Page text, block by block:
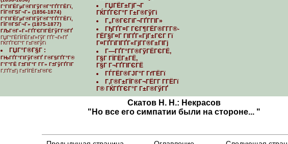
Г‘ГІГЁГµГ®ГІГўГ®Г°ГҐГ­ГЁГї,
ГЇГ®ГЅГ¬Г» (1856-1874)
Г‘ГІГЁГµГ®ГІГўГ®Г°ГҐГ­ГЁГї,
ГЇГ®ГЅГ¬Г» (1875-1877)
ГЉГ®Г«Г«ГҐГЄГІГЁГўГ­Г®ГҐ
ГЏГ°ГЁГЇГЁГ±Г»ГўГ ГҐГ¬Г»ГҐ
ГЌГҐГЄГ°Г Г±Г®ГўГі
ГЏГ°Г®Г§Г :
ГЊГҐГ°ГІГўГ®ГҐ Г®Г§ГҐГ°Г®
Г’Г°ГЁ Г±ГІГ°Г Г­Г» Г±ГўГҐГІГ
Г‚ГҐГ±Гј Г±ГЇГЁГ±Г®ГЄ
ГЏГЁГ±ГјГ¬Г
ГЌГҐГЄГ°Г Г±Г®ГўГі
Г„Г®ГЄГіГ¬ГҐГ­ГІГ»
ГђГҐГ¤Г ГЄГ¶ГЁГ®Г­Г­Г®-
ГЁГ§Г¤Г ГІГҐГ«ГјГ±ГЄГ Гї
Г¤ГҐГїГІГҐГ«ГјГ­Г®Г±ГІГј
Г—ГҐГ°Г­Г®ГўГЁГЄГЁ,
Г§Г ГЇГЁГ±ГЁ,
Г§Г Г¬ГҐГІГЄГЁ
ГЃГЁГ®ГЈГ°Г ГґГЁГї
Г‚Г®Г±ГЇГ®Г¬ГЁГ­Г Г­ГЁГї
Г® ГЌГҐГЄГ°Г Г±Г®ГўГҐ
Скатов Н. Н.: Некрасов
"Но все его симпатии были на стороне... "